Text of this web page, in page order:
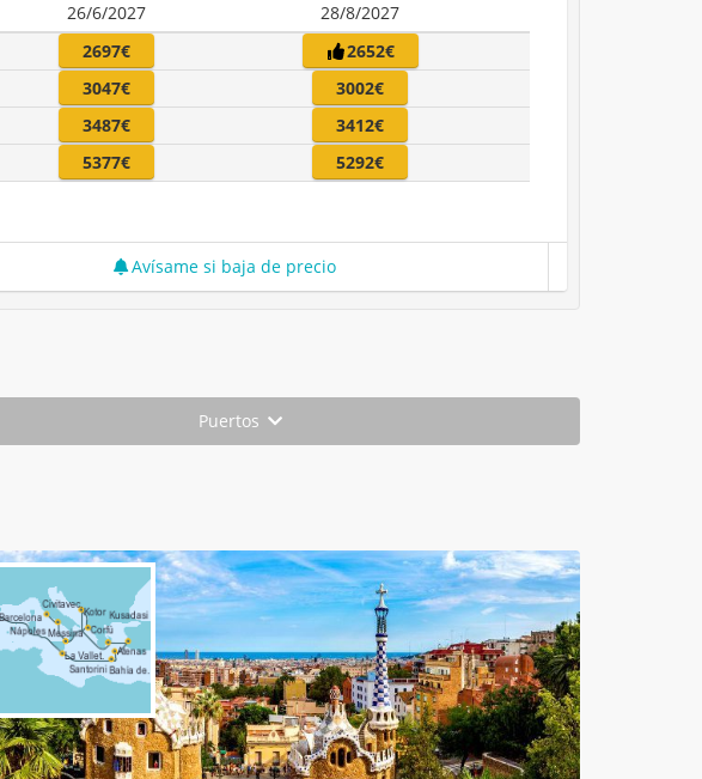
26/6/2027
28/8/2027
2697€
2652€
3047€
3002€
3487€
3412€
5377€ 5292€
Avísame si baja de precio
Puertos